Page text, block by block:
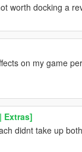
worth docking a
on my game
Extras]
didnt take up